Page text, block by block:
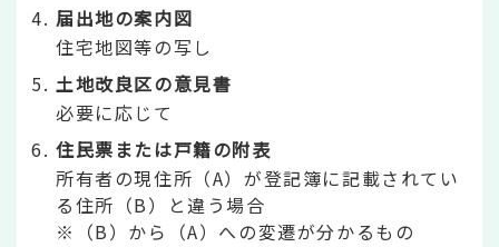
届出地の案内図
住宅地図等の写し
土地改良区の意見書
必要に応じて
住民票または戸籍の附表
所有者の現住所（A）が登記簿に記載されてい
る住所（B）と違う場合
※（B）から（A）への変遷が分かるもの